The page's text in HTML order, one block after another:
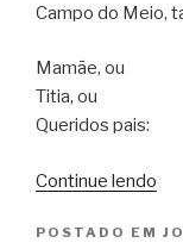
Campo do Meio,
Mamãe, ou
Titia, ou
Queridos pais:
Continue lendo
POSTADO EM